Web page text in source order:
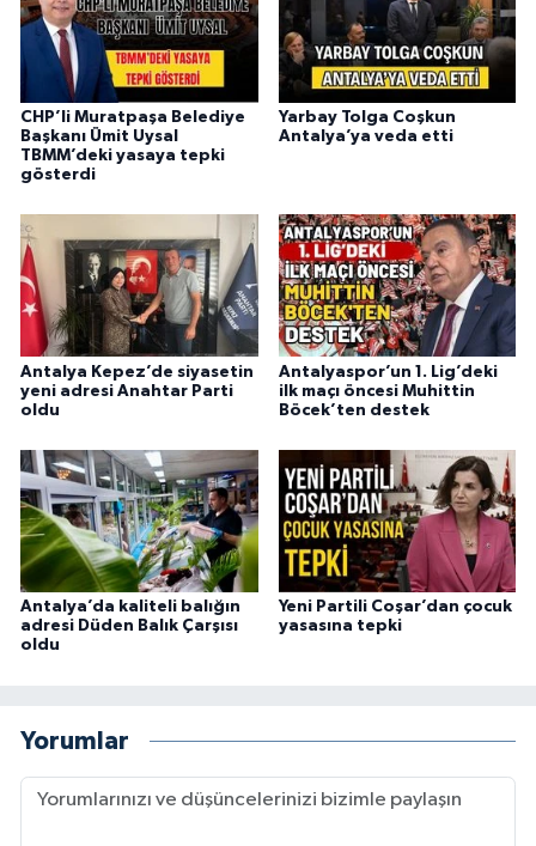
CHP’li Muratpaşa Belediye
Başkanı Ümit Uysal
TBMM’deki yasaya tepki
gösterdi
Yarbay Tolga Coşkun
Antalya’ya veda etti
Antalya Kepez’de siyasetin
yeni adresi Anahtar Parti
oldu
Antalyaspor’un 1. Lig’deki
ilk maçı öncesi Muhittin
Böcek’ten destek
Antalya’da kaliteli balığın
adresi Düden Balık Çarşısı
oldu
Yeni Partili Coşar’dan çocuk
yasasına tepki
Yorumlar